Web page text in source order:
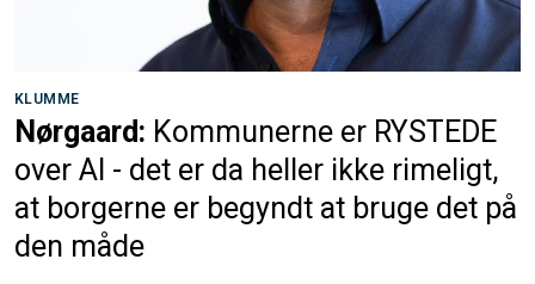
KLUMME
Nørgaard: Kommunerne er RYSTEDE
over AI - det er da heller ikke rimeligt,
at borgerne er begyndt at bruge det på
den måde